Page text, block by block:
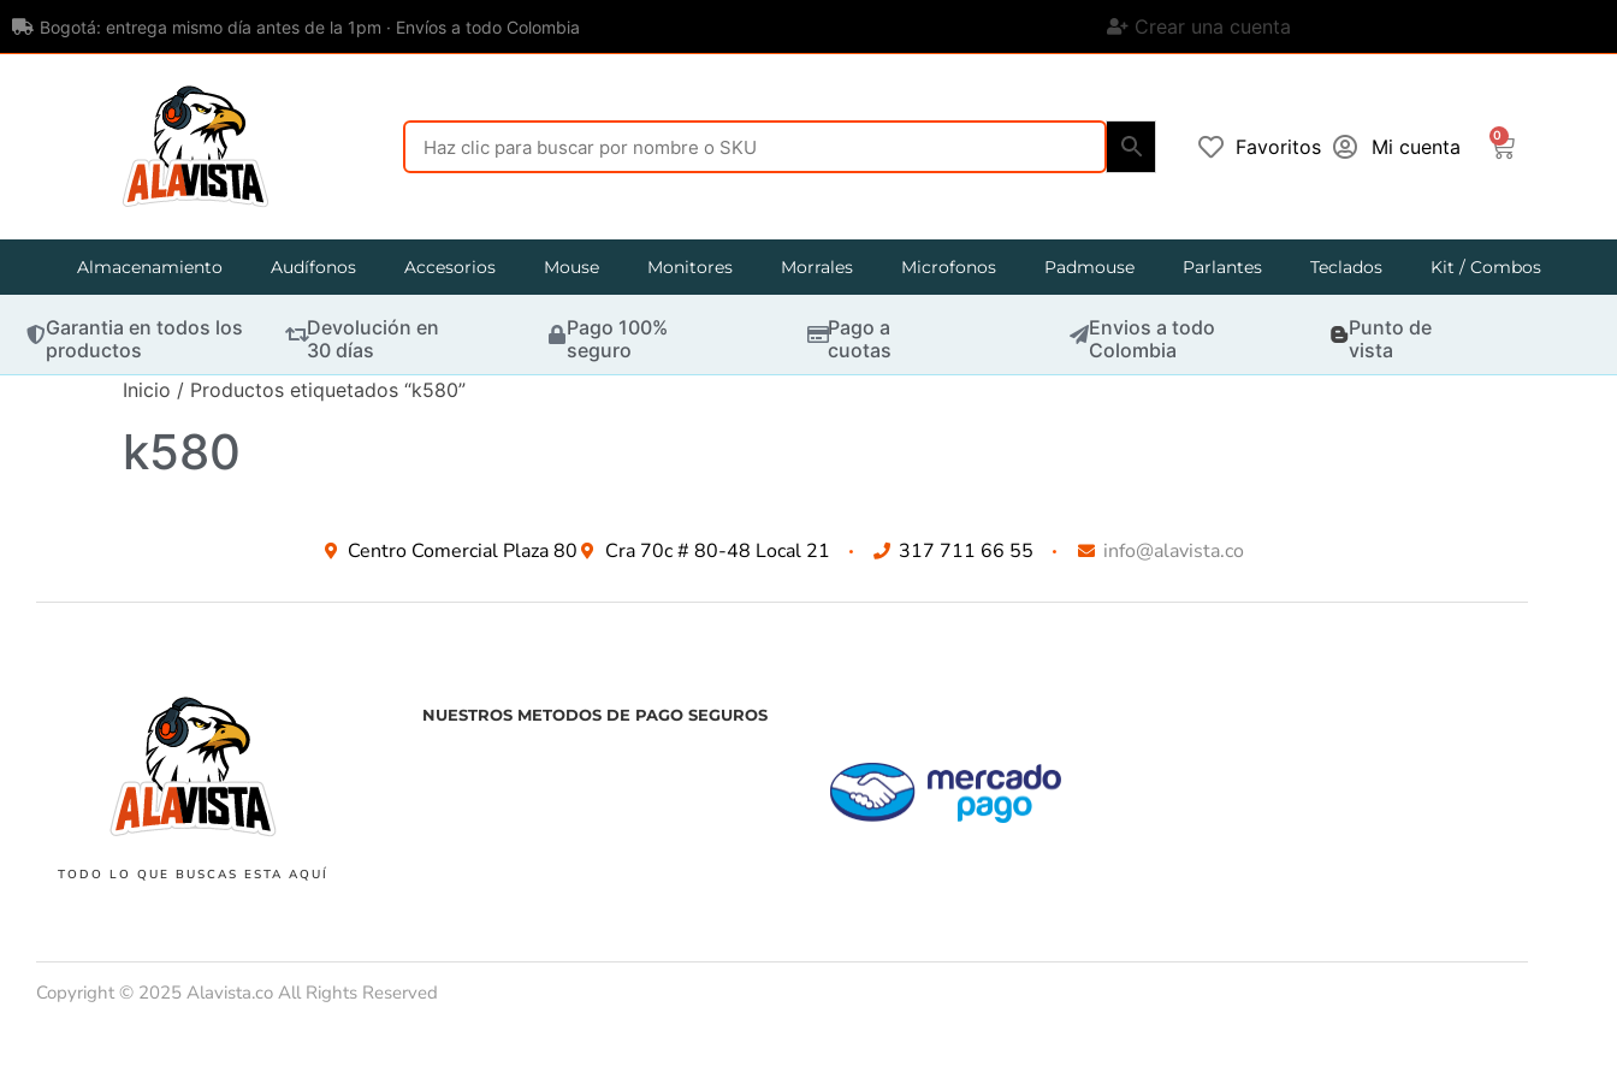
Bogotá: entrega mismo día antes de la 1pm · Envíos a todo Colombia Crear una cuenta
Favoritos Mi cuenta
0
Almacenamiento Audífonos Accesorios Mouse Monitores Morrales Microfonos Padmouse Parlantes Teclados Kit / Combos
Garantia en todos los
productos
Devolución en
30 días
Pago 100%
seguro
Pago a
cuotas
Envios a todo
Colombia
Punto de
vista
Inicio / Productos etiquetados “k580”
k580
Centro Comercial Plaza 80 Cra 70c # 80-48 Local 21 317 711 66 55 info@alavista.co
TODO LO QUE BUSCAS ESTA AQUÍ
NUESTROS METODOS DE PAGO SEGUROS
Copyright © 2025 Alavista.co All Rights Reserved